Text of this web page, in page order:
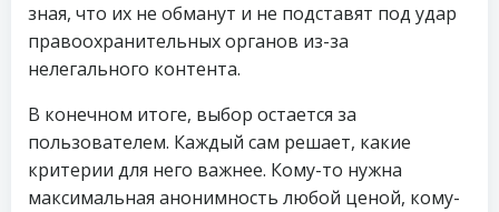
зная, что их не обманут и не подставят под удар
правоохранительных органов из-за
нелегального контента.
В конечном итоге, выбор остается за
пользователем. Каждый сам решает, какие
критерии для него важнее. Кому-то нужна
максимальная анонимность любой ценой, кому-